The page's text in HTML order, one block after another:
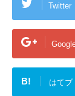
Twitter
B! はてブ